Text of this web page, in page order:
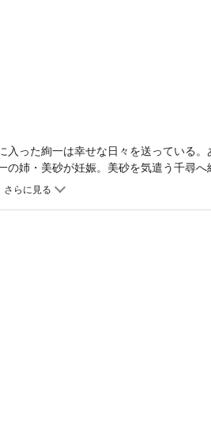
った絢一は幸せな日々を送っている
姉・美砂が妊娠。美砂を気遣う千尋へ
……!?カバー描き下ろし＆ノベルズ未収